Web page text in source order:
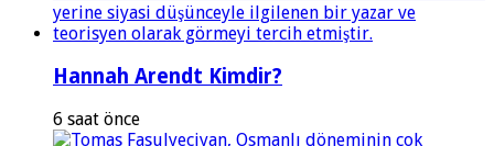
Hannah Arendt Kimdir?
6 saat önce